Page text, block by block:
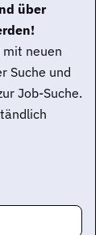
über
mit neuen
Suche und
Job-Suche.